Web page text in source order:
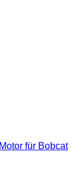
für Bobcat